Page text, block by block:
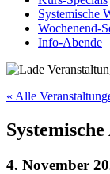
Systemische
Wochenend-
Info-Abende
« Alle
4. November